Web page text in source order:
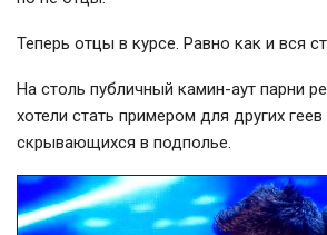
Теперь отцы в курсе. Равно как и вся
На столь публичный камин-аут парни
хотели стать примером для других
скрывающихся в подполье.